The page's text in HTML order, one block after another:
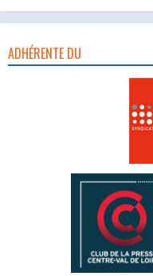
ADHÉRENTE DU